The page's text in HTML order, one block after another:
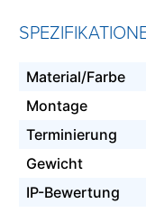
Material/Farbe
Montage
Terminierung
Gewicht
IP-Bewertung